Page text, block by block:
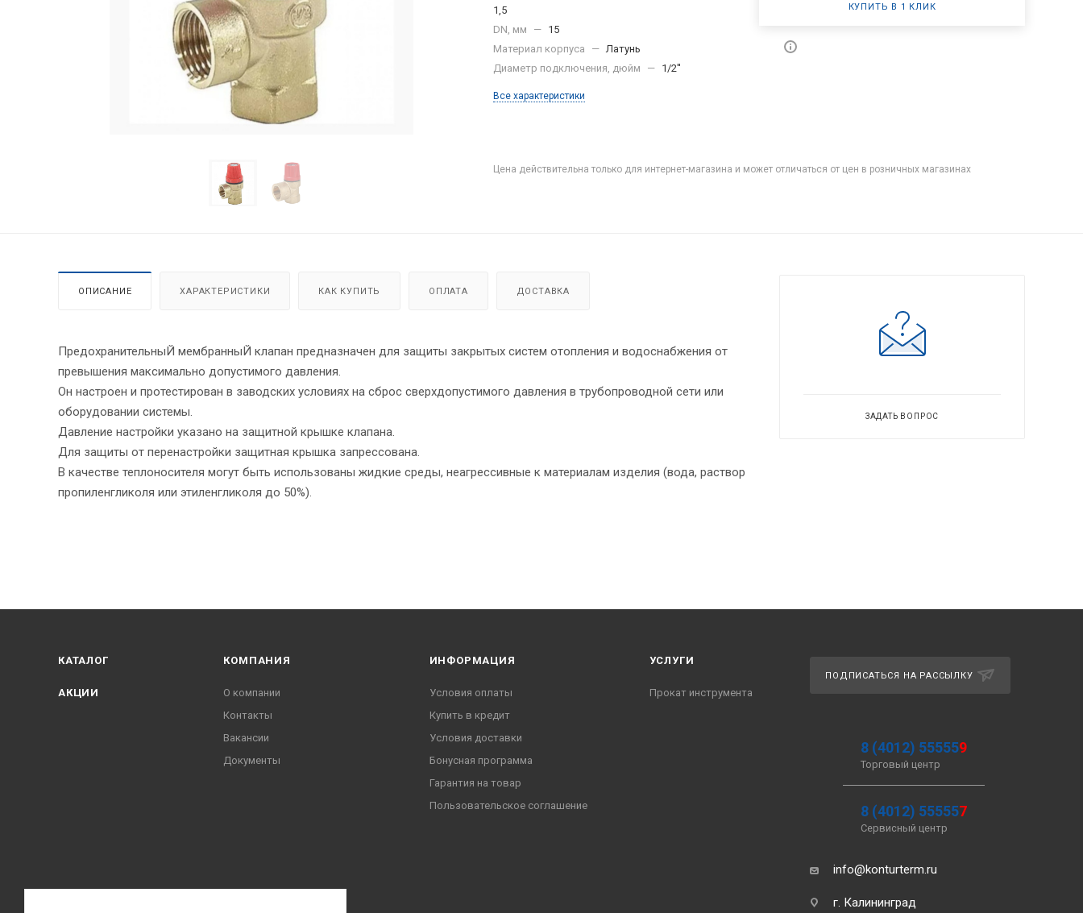
1,5
DN, мм
— 15
Материал корпуса
— Латунь
Диаметр подключения, дюйм
— 1/2''
Все характеристики
КУПИТЬ В 1 КЛИК
Цена действительна только для интернет-магазина и может отличаться от цен в розничных магазинах
ОПИСАНИЕ ХАРАКТЕРИСТИКИ КАК КУПИТЬ ОПЛАТА ДОСТАВКА
ПредохранительныЙ мембранныЙ клапан предназначен для защиты закрытых систем отопления и водоснабжения от
превышения максимально допустимого давления.
Он настроен и протестирован в заводских условиях на сброс сверхдопустимого давления в трубопроводной сети или
оборудовании системы.
Давление настройки указано на защитной крышке клапана.
Для защиты от перенастройки защитная крышка запрессована.
В качестве теплоносителя могут быть использованы жидкие среды, неагрессивные к материалам изделия (вода, раствор
пропиленгликоля или этиленгликоля до 50%).
ЗАДАТЬ ВОПРОС
КАТАЛОГ
АКЦИИ
КОМПАНИЯ
О компании
Контакты
Вакансии
Документы
ИНФОРМАЦИЯ
Условия оплаты
Купить в кредит
Условия доставки
Бонусная программа
Гарантия на товар
Пользовательское соглашение
УСЛУГИ
Прокат инструмента
ПОДПИСАТЬСЯ НА РАССЫЛКУ
8 (4012) 555559
Торговый центр
8 (4012) 555557
Сервисный центр
info@konturterm.ru
г. Калининград